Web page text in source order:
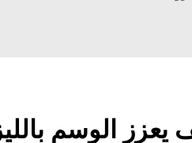
يعزز الوسم